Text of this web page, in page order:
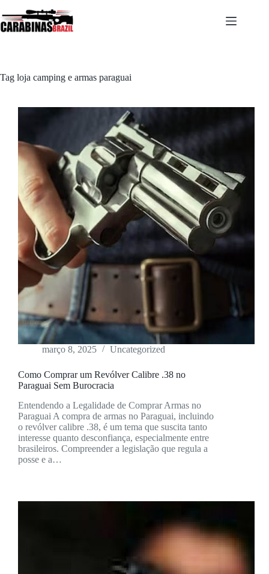
para
o
Tag loja camping e armas paraguai
março 8, 2025 Uncategorized
Como Comprar um Revólver Calibre .38 no
Paraguai Sem Burocracia
Entendendo a Legalidade de Comprar Armas no
Paraguai A compra de armas no Paraguai, incluindo
o revólver calibre .38, é um tema que suscita tanto
interesse quanto desconfiança, especialmente entre
brasileiros. Compreender a legislação que regula a
posse e a…